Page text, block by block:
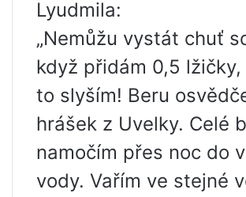
Lyudmila:
„Nemůžu vystát chuť
když přidám 0,5 lžičky,
to slyším! Beru
hrášek z Uvelky. Celé
namočím přes noc do
vody. Vařím ve stejné